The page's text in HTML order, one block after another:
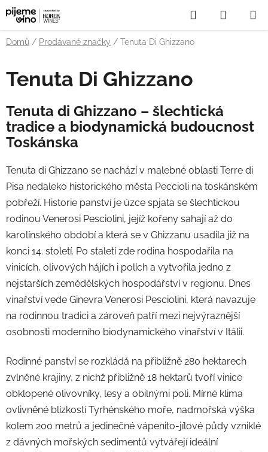
Přejít
na
obsah
Hledat
KOŠÍK
Domů / Prodávané značky / Tenuta Di Ghizzano
Tenuta Di Ghizzano
Tenuta di Ghizzano – šlechtická
tradice a biodynamická budoucnost
Toskánska
Tenuta di Ghizzano se nachází v malebné oblasti Terre di
Pisa nedaleko historického města Peccioli na toskánském
pobřeží. Historie panství je úzce spjata se šlechtickou
rodinou Venerosi Pesciolini, jejíž kořeny sahají až do
karolínského období a která se v Ghizzanu usadila již na
konci 14. století. Po staletí zde rodina hospodařila na
vinicích, olivových hájích i polích a vytvořila jedno z
nejstarších zemědělských hospodářství v regionu. Dnes
vinařství vede Ginevra Venerosi Pesciolini, která navazuje
na rodinnou tradici a zároveň patří mezi nejvýraznější
osobnosti moderního biodynamického vinařství v Itálii.
Rodinné panství se rozkládá na přibližně 280 hektarech
zvlněné krajiny, z nichž přibližně 18 hektarů tvoří vinice
obklopené olivovníky, lesy a obilnými poli. Mírné klima
ovlivněné blízkostí Tyrhénského moře, nadmořská výška
kolem 200 metrů a jedinečné vápenito-jílové půdy vzniklé
z dávných mořských sedimentů vytvářejí ideální